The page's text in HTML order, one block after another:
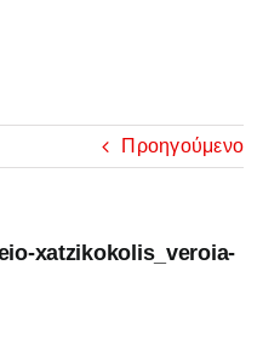
Προηγούμενο
xatzikokolis_veroia-